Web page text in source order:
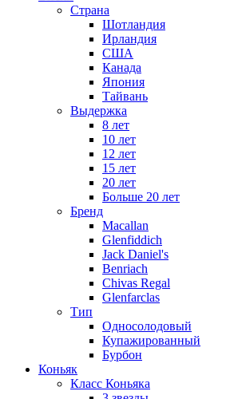
Страна
Шотландия
Ирландия
США
Канада
Япония
Тайвань
Выдержка
8 лет
10 лет
12 лет
15 лет
20 лет
Больше 20 лет
Бренд
Macallan
Glenfiddich
Jack Daniel's
Benriach
Chivas Regal
Glenfarclas
Тип
Односолодовый
Купажированный
Бурбон
Коньяк
Класс Коньяка